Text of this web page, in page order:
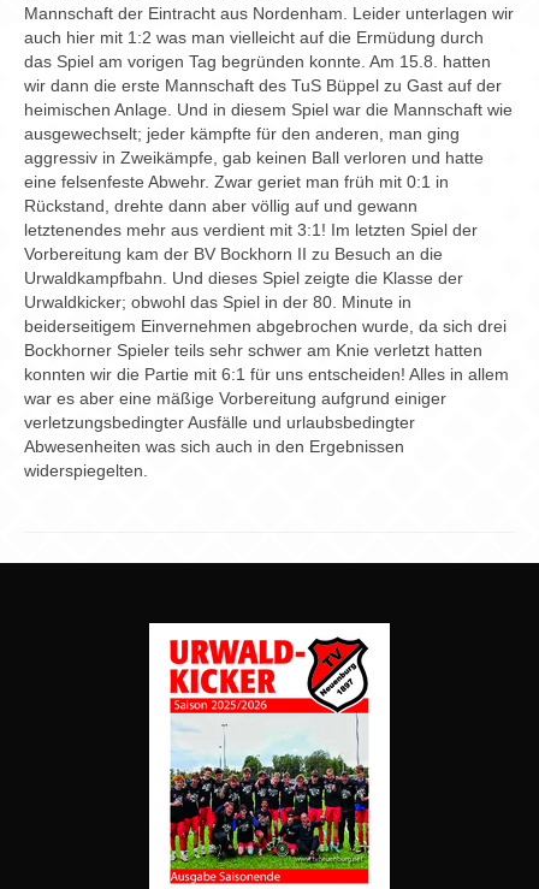
Mannschaft der Eintracht aus Nordenham. Leider unterlagen wir
auch hier mit 1:2 was man vielleicht auf die Ermüdung durch
das Spiel am vorigen Tag begründen konnte. Am 15.8. hatten
wir dann die erste Mannschaft des TuS Büppel zu Gast auf der
heimischen Anlage. Und in diesem Spiel war die Mannschaft wie
ausgewechselt; jeder kämpfte für den anderen, man ging
aggressiv in Zweikämpfe, gab keinen Ball verloren und hatte
eine felsenfeste Abwehr. Zwar geriet man früh mit 0:1 in
Rückstand, drehte dann aber völlig auf und gewann
letztenendes mehr aus verdient mit 3:1! Im letzten Spiel der
Vorbereitung kam der BV Bockhorn II zu Besuch an die
Urwaldkampfbahn. Und dieses Spiel zeigte die Klasse der
Urwaldkicker; obwohl das Spiel in der 80. Minute in
beiderseitigem Einvernehmen abgebrochen wurde, da sich drei
Bockhorner Spieler teils sehr schwer am Knie verletzt hatten
konnten wir die Partie mit 6:1 für uns entscheiden! Alles in allem
war es aber eine mäßige Vorbereitung aufgrund einiger
verletzungsbedingter Ausfälle und urlaubsbedingter
Abwesenheiten was sich auch in den Ergebnissen
widerspiegelten.